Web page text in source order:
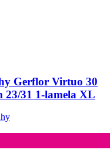
Gerflor Virtuo 30
23/31 1-lamela XL